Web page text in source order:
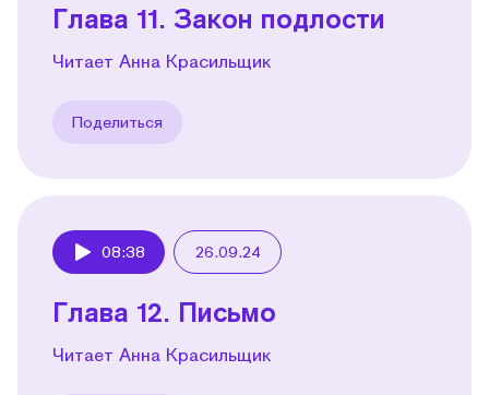
Глава 11. Закон подлости
Читает Анна Красильщик
Поделиться
08:38 26.09.24
Глава 12. Письмо
Читает Анна Красильщик